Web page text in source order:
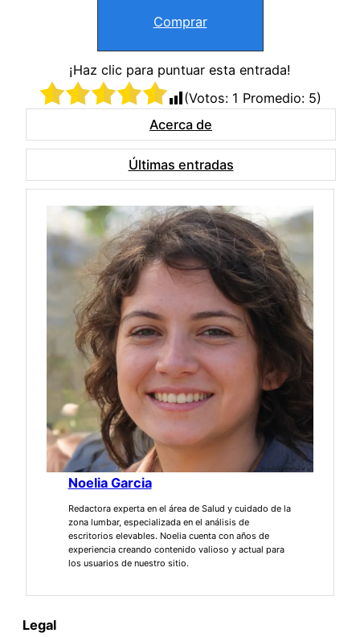
Comprar
¡Haz clic para puntuar esta entrada!
(Votos: 1 Promedio: 5)
Acerca de
Últimas entradas
Noelia Garcia
Redactora experta en el área de Salud y cuidado de la
zona lumbar, especializada en el análisis de
escritorios elevables. Noelia cuenta con años de
experiencia creando contenido valioso y actual para
los usuarios de nuestro sitio.
Legal